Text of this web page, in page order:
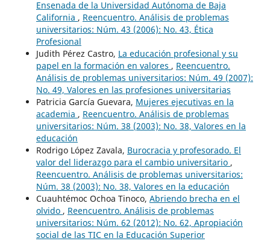
Ensenada de la Universidad Autónoma de Baja
California , Reencuentro. Análisis de problemas
universitarios: Núm. 43 (2006): No. 43, Ética
Profesional
Judith Pérez Castro, La educación profesional y su
papel en la formación en valores , Reencuentro.
Análisis de problemas universitarios: Núm. 49 (2007):
No. 49, Valores en las profesiones universitarias
Patricia García Guevara, Mujeres ejecutivas en la
academia , Reencuentro. Análisis de problemas
universitarios: Núm. 38 (2003): No. 38, Valores en la
educación
Rodrigo López Zavala, Burocracia y profesorado. El
valor del liderazgo para el cambio universitario ,
Reencuentro. Análisis de problemas universitarios:
Núm. 38 (2003): No. 38, Valores en la educación
Cuauhtémoc Ochoa Tinoco, Abriendo brecha en el
olvido , Reencuentro. Análisis de problemas
universitarios: Núm. 62 (2012): No. 62, Apropiación
social de las TIC en la Educación Superior